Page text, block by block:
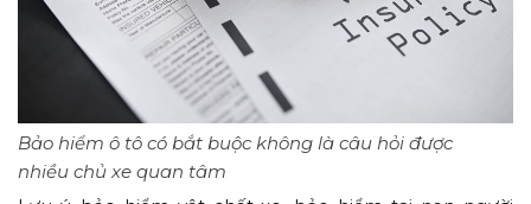
Bảo hiểm ô tô có bắt buộc không là câu hỏi được
nhiều chủ xe quan tâm